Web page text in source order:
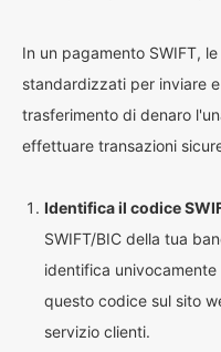
In un pagamento SWIFT,
standardizzati per inviare
trasferimento di denaro
effettuare transazioni
Identifica il codice
SWIFT/BIC della tua
identifica
questo codice sul sito
servizio clienti.